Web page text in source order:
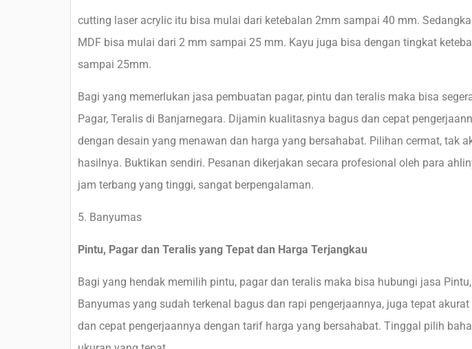
cutting laser acrylic itu bisa mulai dari ketebalan 2mm sampai 40 mm.
MDF bisa mulai dari 2 mm sampai 25 mm. Kayu juga bisa dengan tingkat
sampai 25mm.
Bagi yang memerlukan jasa pembuatan pagar, pintu dan teralis maka bisa
Pagar, Teralis di Banjarnegara. Dijamin kualitasnya bagus dan cepat
dengan desain yang menawan dan harga yang bersahabat. Pilihan cermat, tak
hasilnya. Buktikan sendiri. Pesanan dikerjakan secara profesional oleh para
jam terbang yang tinggi, sangat berpengalaman.
5. Banyumas
Pintu, Pagar dan Teralis yang Tepat dan Harga Terjangkau
Bagi yang hendak memilih pintu, pagar dan teralis maka bisa hubungi jasa
Banyumas yang sudah terkenal bagus dan rapi pengerjaannya, juga tepat
dan cepat pengerjaannya dengan tarif harga yang bersahabat. Tinggal pilih